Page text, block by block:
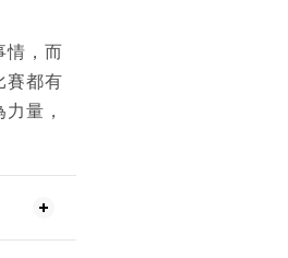
情，⽽
賽都有
量，